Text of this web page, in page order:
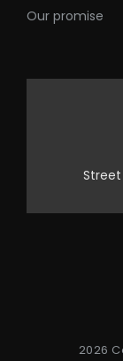
Our promise
2026